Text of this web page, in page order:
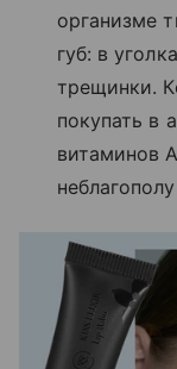
организме
губ: в
трещинки.
покупать в
витаминов